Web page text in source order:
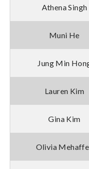
Athena Singh
Muni He
Jung Min
Lauren Kim
Gina Kim
Olivia